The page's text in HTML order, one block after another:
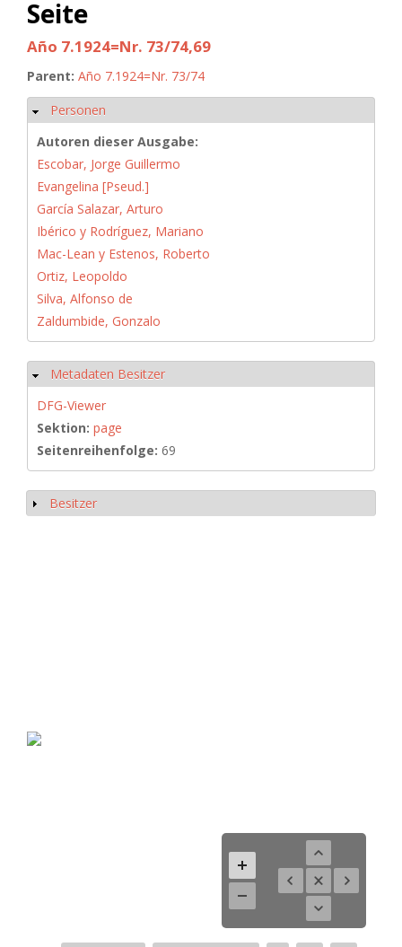
Seite
Año 7.1924=Nr. 73/74,69
Parent: Año 7.1924=Nr. 73/74
Hide
Personen
Autoren dieser Ausgabe:
Escobar, Jorge Guillermo
Evangelina [Pseud.]
García Salazar, Arturo
Ibérico y Rodríguez, Mariano
Mac-Lean y Estenos, Roberto
Ortiz, Leopoldo
Silva, Alfonso de
Zaldumbide, Gonzalo
Hide
Metadaten Besitzer
DFG-Viewer
Sektion: page
Seitenreihenfolge: 69
Show
Besitzer